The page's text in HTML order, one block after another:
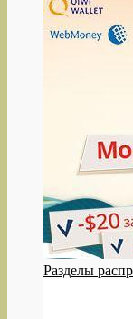
Разделы